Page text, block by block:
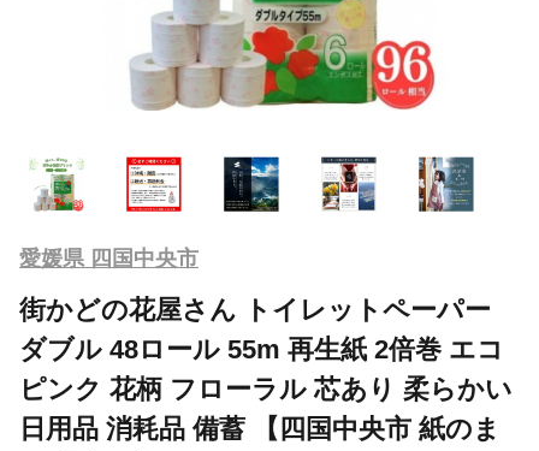
愛媛県 四国中央市
街かどの花屋さん トイレットペーパー
ダブル 48ロール 55m 再生紙 2倍巻 エコ
ピンク 花柄 フローラル 芯あり 柔らかい
日用品 消耗品 備蓄 【四国中央市 紙のま